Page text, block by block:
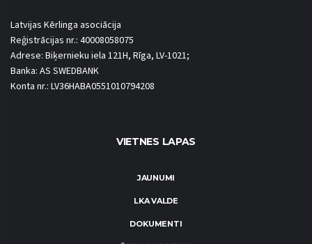
Latvijas Kērlinga asociācija
Reģistrācijas nr.: 40008058075
Adrese: Biķernieku iela 121H, Rīga, LV-1021;
Banka: AS SWEDBANK
Konta nr.: LV36HABA0551010794208
VIETNES LAPAS
JAUNUMI
LKA VALDE
DOKUMENTI